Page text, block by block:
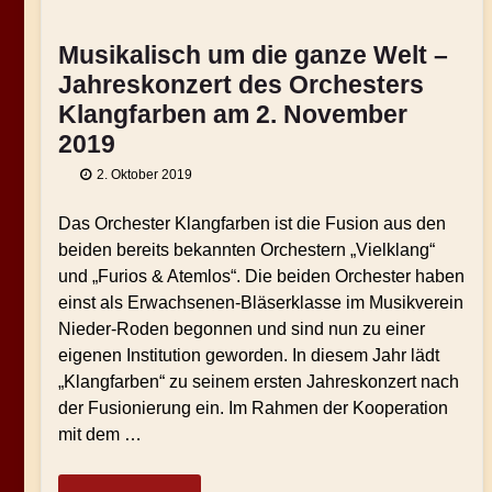
Musikalisch um die ganze Welt –
Jahreskonzert des Orchesters
Klangfarben am 2. November
2019
2. Oktober 2019
Das Orchester Klangfarben ist die Fusion aus den
beiden bereits bekannten Orchestern „Vielklang“
und „Furios & Atemlos“. Die beiden Orchester haben
einst als Erwachsenen-Bläserklasse im Musikverein
Nieder-Roden begonnen und sind nun zu einer
eigenen Institution geworden. In diesem Jahr lädt
„Klangfarben“ zu seinem ersten Jahreskonzert nach
der Fusionierung ein. Im Rahmen der Kooperation
mit dem …